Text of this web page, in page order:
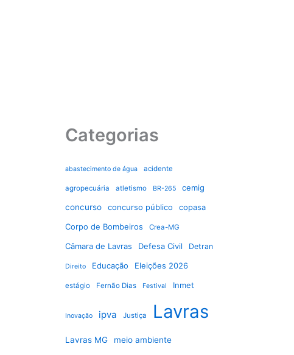
Categorias
abastecimento de água acidente
agropecuária atletismo BR-265
cemig
concurso
concurso público
copasa
Corpo de Bombeiros
Crea-MG
Câmara de Lavras Defesa Civil Detran
Direito Educação Eleições 2026
estágio Fernão Dias Festival Inmet
Inovação ipva Justiça Lavras
Lavras MG meio ambiente